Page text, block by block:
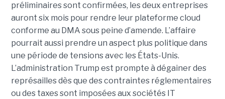
préliminaires sont confirmées, les deux entreprises
auront six mois pour rendre leur plateforme cloud
conforme au DMA sous peine d’amende. L’affaire
pourrait aussi prendre un aspect plus politique dans
une période de tensions avec les États-Unis.
L’administration Trump est prompte à dégainer des
représailles dès que des contraintes réglementaires
ou des taxes sont imposées aux sociétés IT